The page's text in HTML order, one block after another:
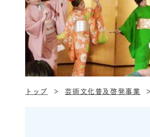
トップ 芸術文化普及啓発事業